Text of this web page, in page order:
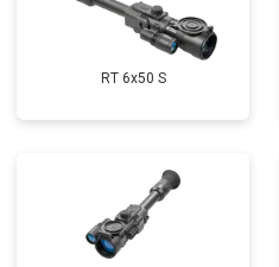
RT 6x50 S